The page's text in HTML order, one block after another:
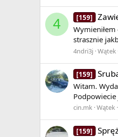
4 [159]
strasznie
4ndri3j Wątek
[159]
Witam.
cin.mk Wątek
[159]